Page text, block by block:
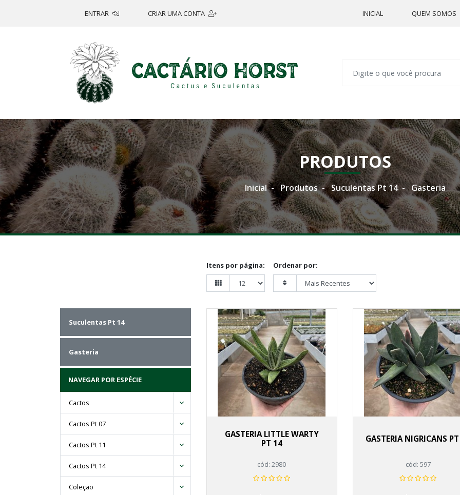
ENTRAR CRIAR UMA CONTA INICIAL QUEM SOMOS
PRODUTOS
Inicial Produtos Suculentas Pt 14 Gasteria
Itens por página: Ordenar por:
Suculentas Pt 14
Gasteria
NAVEGAR POR ESPÉCIE
Cactos
Cactos Pt 07
Cactos Pt 11
Cactos Pt 14
Coleção
GASTERIA LITTLE WARTY
PT 14
cód: 2980
GASTERIA NIGRICANS
cód: 597